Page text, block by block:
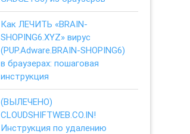
Как ЛЕЧИТЬ «BRAIN-
SHOPING6.XYZ» вирус
(PUP.Adware.BRAIN-SHOPING6)
в браузерах: пошаговая
инструкция
(ВЫЛЕЧЕНО)
CLOUDSHIFTWEB.CO.IN!
Инструкция по удалению